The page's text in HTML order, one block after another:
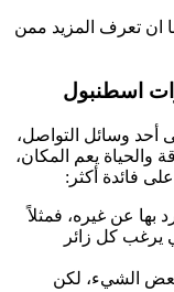
ان تعرف المزيد ممن
اسطنبول
وسائل التواصل،
والحياة يعم المكان،
فائدة أكثر:
عن غيره، فمثلاً
يرغب كل زائر
بعض الشيء، لكن